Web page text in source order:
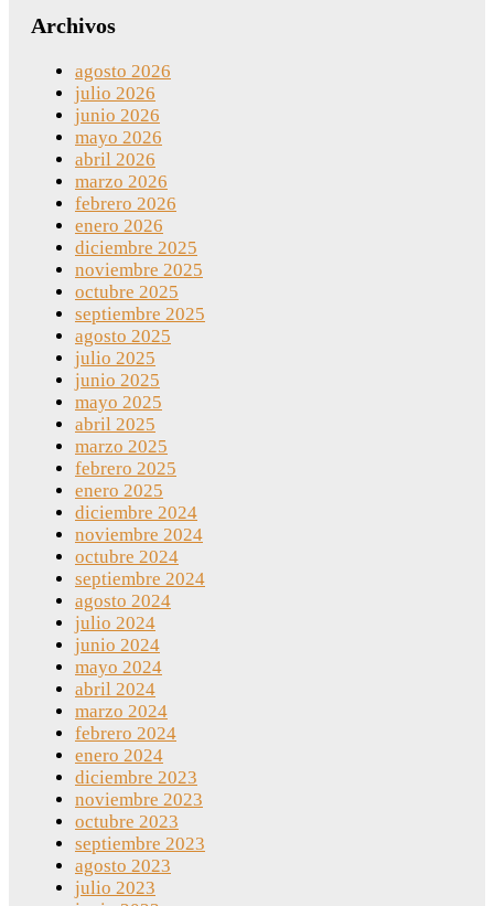
Archivos
agosto 2026
julio 2026
junio 2026
mayo 2026
abril 2026
marzo 2026
febrero 2026
enero 2026
diciembre 2025
noviembre 2025
octubre 2025
septiembre 2025
agosto 2025
julio 2025
junio 2025
mayo 2025
abril 2025
marzo 2025
febrero 2025
enero 2025
diciembre 2024
noviembre 2024
octubre 2024
septiembre 2024
agosto 2024
julio 2024
junio 2024
mayo 2024
abril 2024
marzo 2024
febrero 2024
enero 2024
diciembre 2023
noviembre 2023
octubre 2023
septiembre 2023
agosto 2023
julio 2023